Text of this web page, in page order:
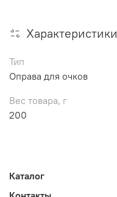
Характеристики
Тип
Оправа для очков
Вес товара, г
200
Каталог